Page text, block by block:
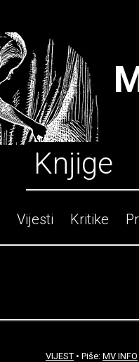
Knjige
Vijesti Kritike
VIJEST • Piše: MV INFO